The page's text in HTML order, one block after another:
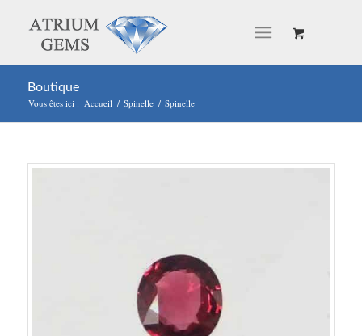
Boutique
Vous êtes ici : Accueil / Spinelle / Spinelle